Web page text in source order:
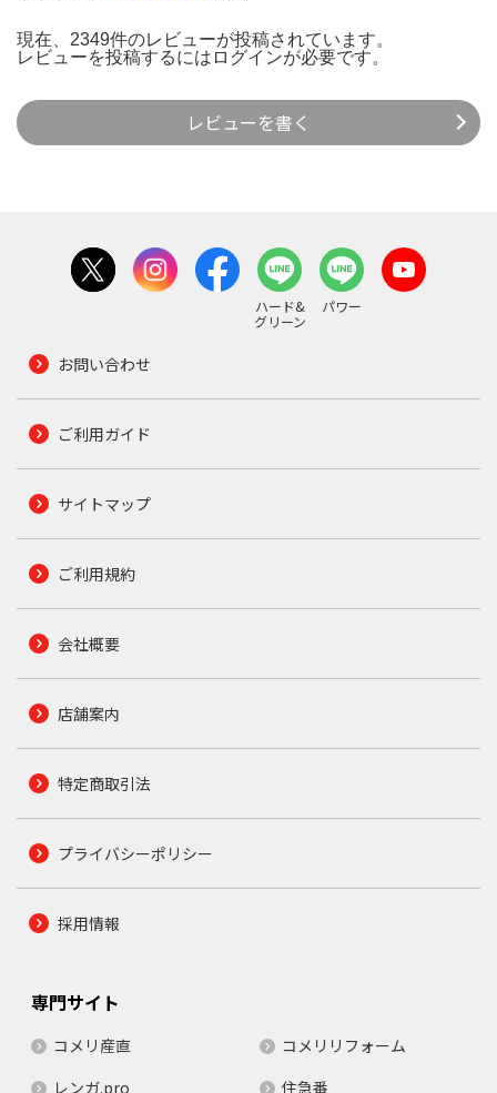
現在、2349件のレビューが投稿されています。
レビューを投稿するには ログインが必要です。
レビューを書く
ハード&
グリーン
パワー
お問い合わせ
ご利用ガイド
サイトマップ
ご利用規約
会社概要
店舗案内
特定商取引法
プライバシーポリシー
採用情報
専門サイト
コメリ産直
コメリリフォーム
レンガ.pro
住急番